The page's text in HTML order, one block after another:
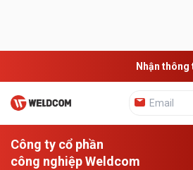
Nhận
Công ty cổ phần
công nghiệp Weldcom